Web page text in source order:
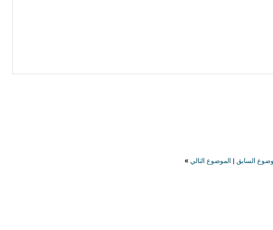
السابق الموضوع التالي »